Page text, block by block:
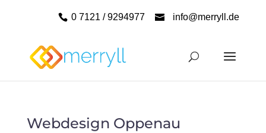
0 7121 / 9294977 info@merryll.de
Webdesign Oppenau